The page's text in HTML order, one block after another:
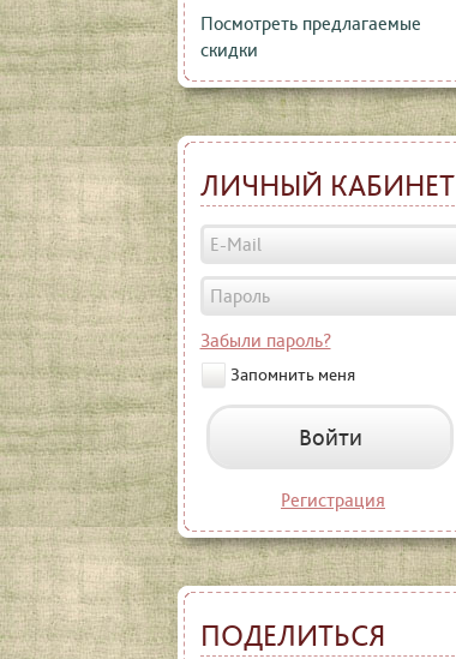
Посмотреть предлагаемые
скидки
ЛИЧНЫЙ КАБИНЕТ
Забыли пароль?
Запомнить меня
Войти
Регистрация
ПОДЕЛИТЬСЯ